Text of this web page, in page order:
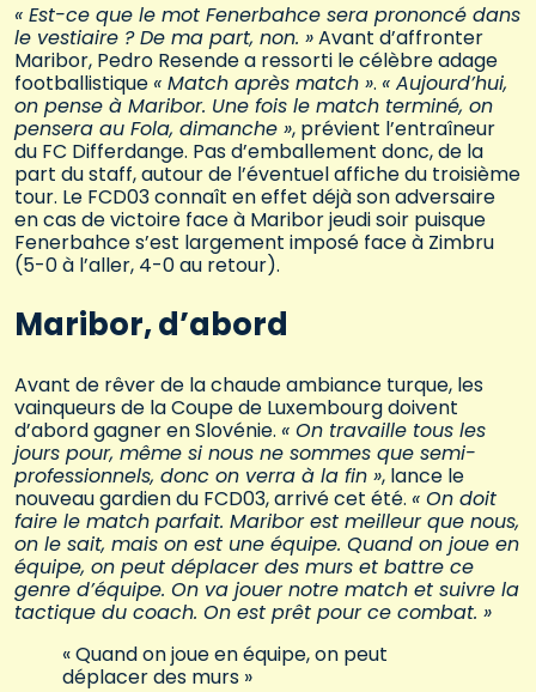
« Est-ce que le mot Fenerbahce sera prononcé dans
le vestiaire ? De ma part, non. »Avant d’affronter
Maribor, Pedro Resende a ressorti le célèbre adage
footballistique« Match après match ». « Aujourd’hui,
on pense à Maribor. Une fois le match terminé, on
pensera au Fola, dimanche », prévient l’entraîneur
du FC Differdange. Pas d’emballement donc, de la
part du staff, autour de l’éventuel affiche du troisième
tour. Le FCD03 connaît en effet déjà son adversaire
en cas de victoire face à Maribor jeudi soir puisque
Fenerbahce s’est largement imposé face à Zimbru
(5-0 à l’aller, 4-0 au retour).
Maribor, d’abord
Avant de rêver de la chaude ambiance turque, les
vainqueurs de la Coupe de Luxembourg doivent
d’abord gagner en Slovénie. « On travaille tous les
jours pour, même si nous ne sommes que semi-
professionnels, donc on verra à la fin », lance le
nouveau gardien du FCD03, arrivé cet été. « On doit
faire le match parfait. Maribor est meilleur que nous,
on le sait, mais on est une équipe. Quand on joue en
équipe, on peut déplacer des murs et battre ce
genre d’équipe. On va jouer notre match et suivre la
tactique du coach. On est prêt pour ce combat. »
« Quand on joue en équipe, on peut
déplacer des murs »